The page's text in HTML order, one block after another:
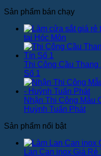
Sản phẩm bán chạy
tại Hóc Môn
Thi Công Cầu
Số 1
Nhận Thi Công Mẫu
Huỳnh Tuấn Phát
Sản phẩm nổi bật
Lan Can inox Giá